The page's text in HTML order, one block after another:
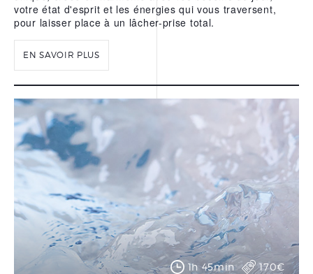
votre état d'esprit et les énergies qui vous traversent,
pour laisser place à un lâcher-prise total.
EN SAVOIR PLUS
1h 45min 170€